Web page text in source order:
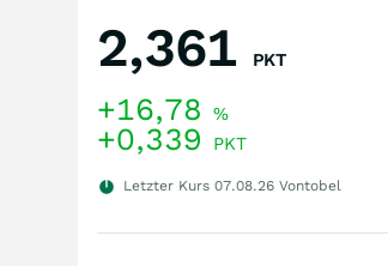
2,361 PKT
+16,78 %
+0,339 PKT
Letzter Kurs 07.08.26 Vontobel